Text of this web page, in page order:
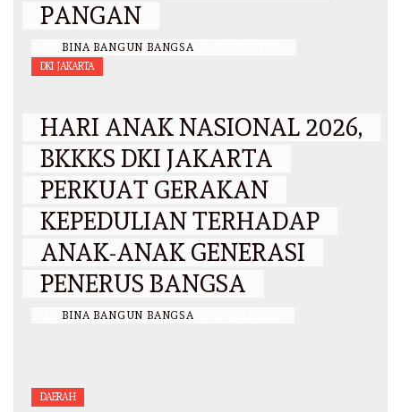
PANGAN
BINA BANGUN BANGSA
DKI JAKARTA
HARI ANAK NASIONAL 2026,
BKKKS DKI JAKARTA
PERKUAT GERAKAN
KEPEDULIAN TERHADAP
ANAK-ANAK GENERASI
PENERUS BANGSA
BINA BANGUN BANGSA
DAERAH